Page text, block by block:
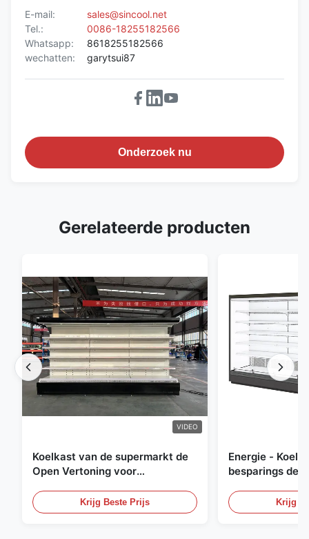
E-mail:
sales@sincool.net
Tel.:
0086-18255182566
Whatsapp:
8618255182566
wechatten:
garytsui87
Onderzoek nu
Gerelateerde producten
VIDEO
Koelkast van de supermarkt de
Open Vertoning voor
LEIDENE Verlichting
Krijg Beste Prijs
Energie -
besparings de
Krijg